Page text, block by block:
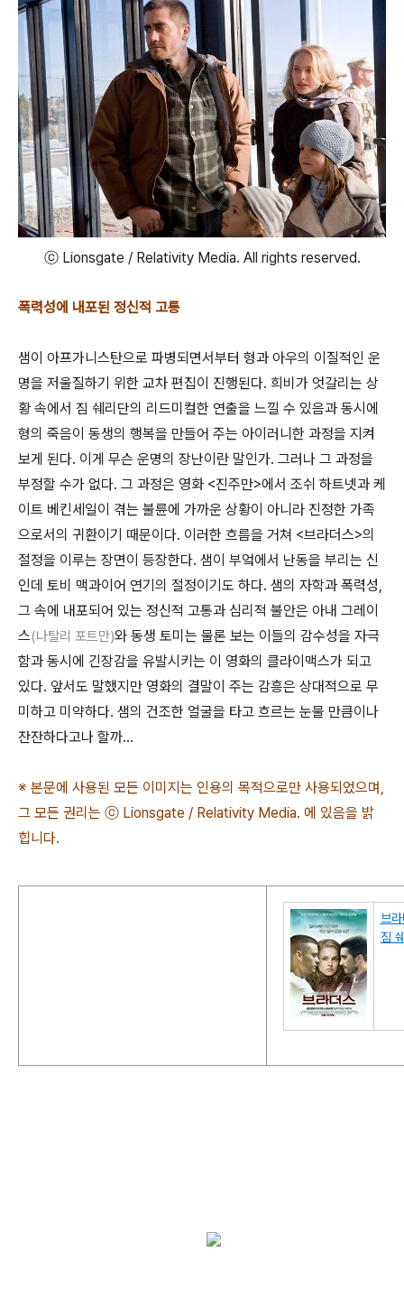
ⓒ Lionsgate / Relativity Media. All rights reserved.
폭력성에 내포된 정신적 고통
샘이 아프가니스탄으로 파병되면서부터 형과 아우의 이질적인 운
명을 저울질하기 위한 교차 편집이 진행된다. 희비가 엇갈리는 상
황 속에서 짐 쉐리단의 리드미컬한 연출을 느낄 수 있음과 동시에
형의 죽음이 동생의 행복을 만들어 주는 아이러니한 과정을 지켜
보게 된다. 이게 무슨 운명의 장난이란 말인가. 그러나 그 과정을
부정할 수가 없다. 그 과정은 영화 <진주만>에서 조쉬 하트넷과 케
이트 베킨세일이 겪는 불륜에 가까운 상황이 아니라 진정한 가족
으로서의 귀환이기 때문이다. 이러한 흐름을 거쳐 <브라더스>의
절정을 이루는 장면이 등장한다. 샘이 부엌에서 난동을 부리는 신
인데 토비 맥과이어 연기의 절정이기도 하다. 샘의 자학과 폭력성,
그 속에 내포되어 있는 정신적 고통과 심리적 불안은 아내 그레이
스(나탈리 포트만)와 동생 토미는 물론 보는 이들의 감수성을 자극
함과 동시에 긴장감을 유발시키는 이 영화의 클라이맥스가 되고
있다. 앞서도 말했지만 영화의 결말이 주는 감흥은 상대적으로 무
미하고 미약하다. 샘의 건조한 얼굴을 타고 흐르는 눈물 만큼이나
잔잔하다고나 할까...
※ 본문에 사용된 모든 이미지는 인용의 목적으로만 사용되었으며,
그 모든 권리는 ⓒ Lionsgate / Relativity Media. 에 있음을 밝
힙니다.
브
짐